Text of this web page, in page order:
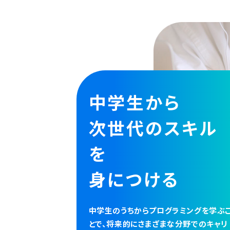
中学生から
次世代のスキル
を
身につける
中学生のうちからプログラミングを学ぶ
とで、将来的にさまざまな分野でのキャリ